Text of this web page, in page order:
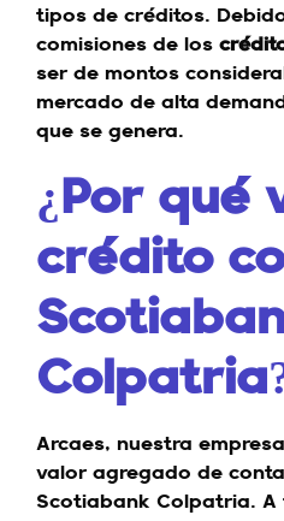
tipos de créditos.
comisiones de los
ser de montos
mercado de alta
que se genera.
¿Por qué
crédito
Arcaes, nuestra
valor agregado de
Scotiabank Colpatria. A